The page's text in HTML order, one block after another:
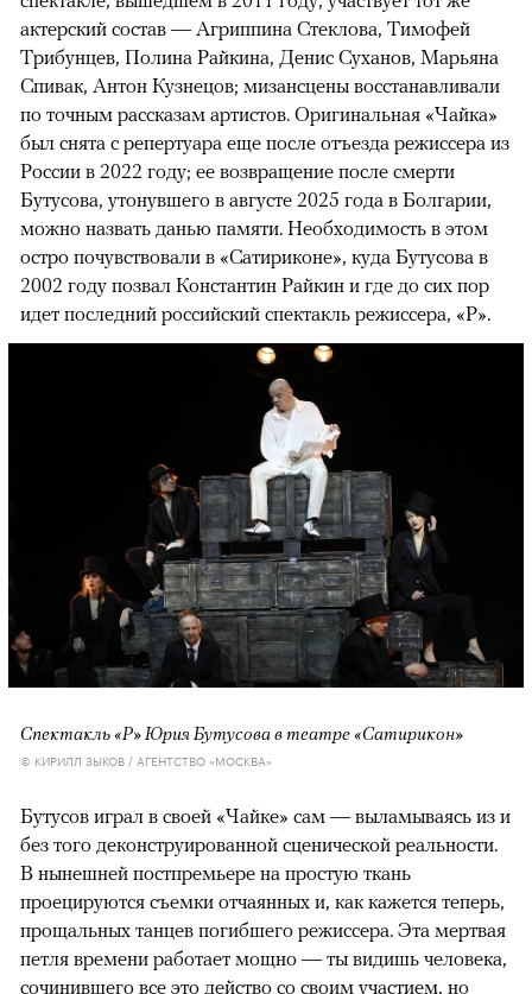
актерский состав — Агриппина Стеклова, Тимофей
Трибунцев, Полина Райкина, Денис Суханов, Марьяна
Спивак, Антон Кузнецов; мизансцены восстанавливали
по точным рассказам артистов. Оригинальная «Чайка»
был снята с репертуара еще после отъезда режиссера из
России в 2022 году; ее возвращение после смерти
Бутусова, утонувшего в августе 2025 года в Болгарии,
можно назвать данью памяти. Необходимость в этом
остро почувствовали в «Сатириконе», куда Бутусова в
2002 году позвал Константин Райкин и где до сих пор
идет последний российский спектакль режиссера, «Р».
Спектакль «Р» Юрия Бутусова в театре «Сатирикон»
© КИРИЛЛ ЗЫКОВ / АГЕНТСТВО «МОСКВА»
Бутусов играл в своей «Чайке» сам — выламываясь из и
без того деконструированной сценической реальности.
В нынешней постпремьере на простую ткань
проецируются съемки отчаянных и, как кажется теперь,
прощальных танцев погибшего режиссера. Эта мертвая
петля времени работает мощно — ты видишь человека,
сочинившего все это действо со своим участием, но